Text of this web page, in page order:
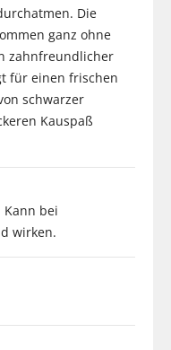
Die
ganz ohne
zahnfreundlicher
für einen frischen
schwarzer
Kauspaß
bei
wirken.